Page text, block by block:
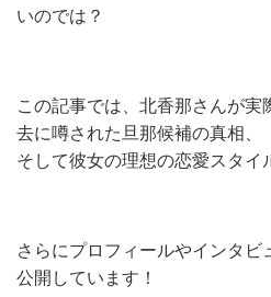
いのでは？
この記事では、北香那さんが実
去に噂された旦那候補の真相、
そして彼女の理想の恋愛スタイ
さらにプロフィールやインタビ
公開しています！